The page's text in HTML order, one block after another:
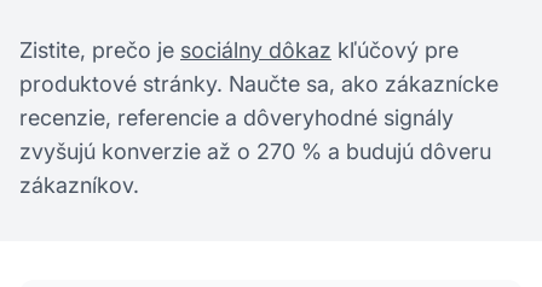
Zistite, prečo je sociálny dôkaz kľúčový pre
produktové stránky. Naučte sa, ako zákaznícke
recenzie, referencie a dôveryhodné signály
zvyšujú konverzie až o 270 % a budujú dôveru
zákazníkov.